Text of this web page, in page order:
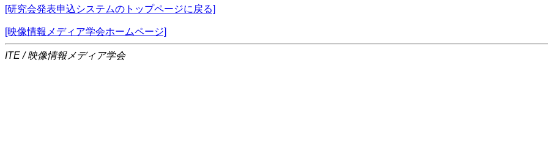
[研究会発表申込システムのトップページに戻る]
[映像情報メディア学会ホームページ]
ITE / 映像情報メディア学会